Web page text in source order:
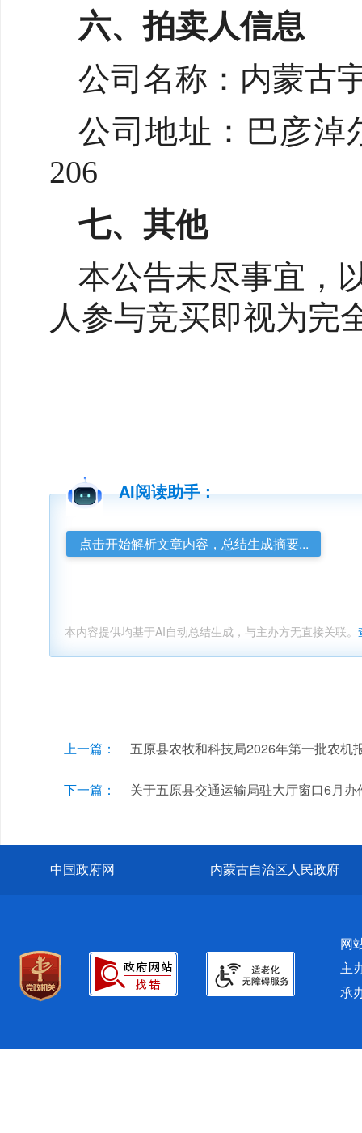
六、拍卖人信息
公司名称：内蒙古
公司地址：巴彦淖
206
七、其他
本公告未尽事宜，
人参与竞买即视为完
AI阅读助手：
点击开始解析文章内容，总结生成摘要...
本内容提供均基于AI自动总结生成，与主办方无直接关联。
上一篇： 五原县农牧和科技局2026年第一批农机
下一篇： 关于五原县交通运输局驻大厅窗口6月办
中国政府网 内蒙古自治区人民政府
网
主
承